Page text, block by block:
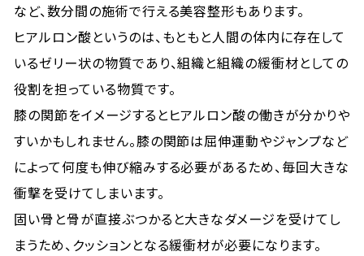
など、数分間の施術で行える美容整形もあります。
ヒアルロン酸というのは、もともと人間の体内に存在して
いるゼリー状の物質であり、組織と組織の緩衝材としての
役割を担っている物質です。
膝の関節をイメージするとヒアルロン酸の働きが分かりや
すいかもしれません。膝の関節は屈伸運動やジャンプなど
によって何度も伸び縮みする必要があるため、毎回大きな
衝撃を受けてしまいます。
固い骨と骨が直接ぶつかると大きなダメージを受けてし
まうため、クッションとなる緩衝材が必要になります。